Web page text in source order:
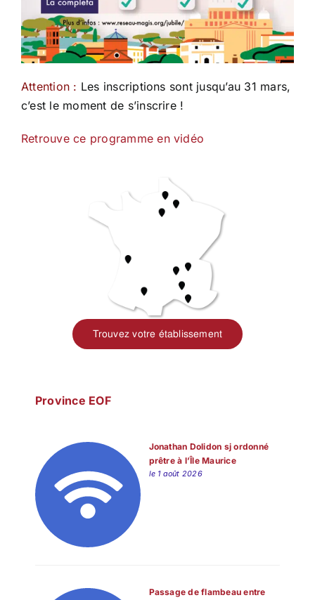
Attention : Les inscriptions sont jusqu’au 31 mars,
c’est le moment de s’inscrire !
Retrouve ce programme en vidéo
Trouvez votre établissement
Province EOF
Jonathan Dolidon sj ordonné
prêtre à l’Île Maurice
le 1 août 2026
Passage de flambeau entre